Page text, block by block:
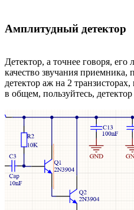
Амплитудный детектор
Детектор, а точнее говоря,
качество звучания приемника,
детектор аж на 2
в общем, пользуйтесь,